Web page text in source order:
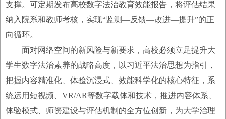
支撑。可定期发布高校数字法治教育效能报告，将评估结果
纳入院系和教师考核，实现“监测—反馈—改进—提升”的正
向循环。
面对网络空间的新风险与新要求，高校必须立足提升大
学生数字法治素养的战略高度，以习近平法治思想为指引，
把握内容精准化、体验沉浸式、效能科学化的核心特征，系
统运用短视频、VR/AR等数字载体和技术，推进内容体系、
体验模式、师资建设与评估机制的全方位创新，为大学治理